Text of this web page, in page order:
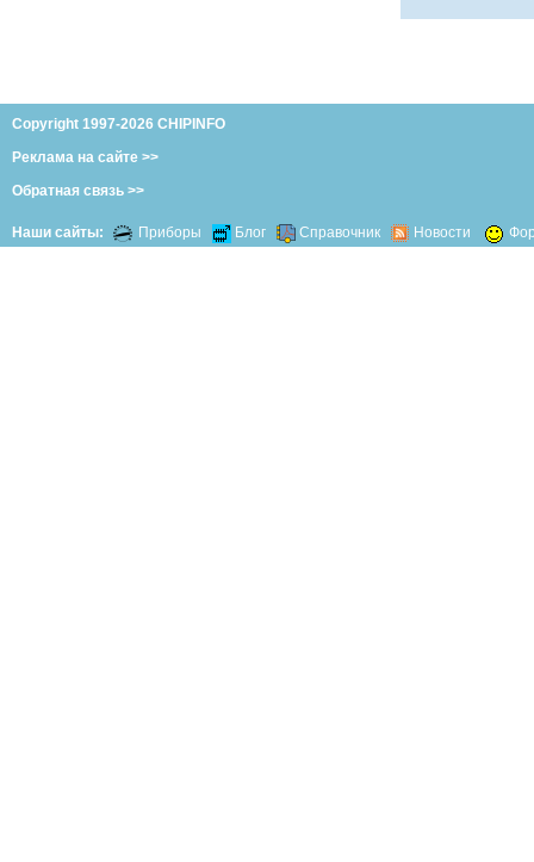
Copyright 1997-2026 CHIPINFO
Реклама на сайте >>
Обратная связь >>
Наши сайты: Приборы Блог Справочник Новости